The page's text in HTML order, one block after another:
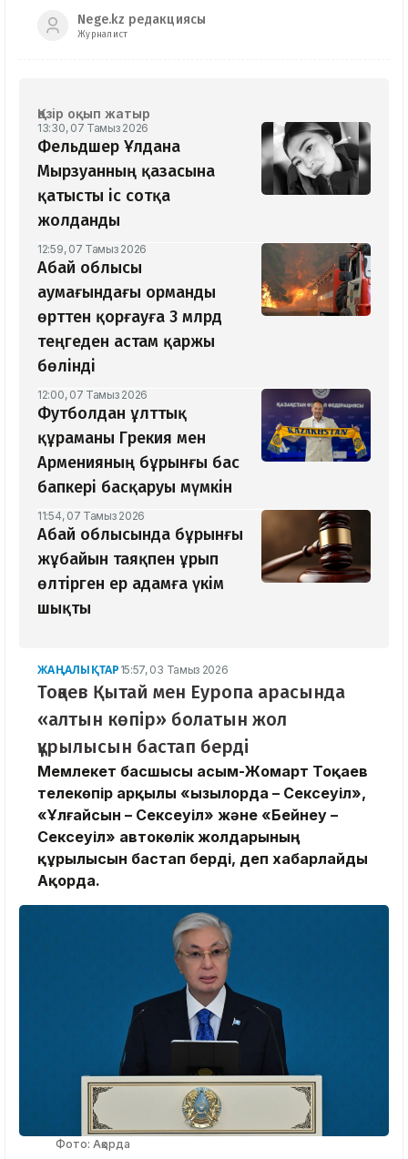
Nege.kz редакциясы
Журналист
Қазір оқып жатыр
13:30, 07 Тамыз 2026
Фельдшер Ұлдана
Мырзуанның қазасына
қатысты іс сотқа
жолданды
12:59, 07 Тамыз 2026
Абай облысы
аумағындағы орманды
өрттен қорғауға 3 млрд
теңгеден астам қаржы
бөлінді
12:00, 07 Тамыз 2026
Футболдан ұлттық
құраманы Грекия мен
Арменияның бұрынғы бас
бапкері басқаруы мүмкін
11:54, 07 Тамыз 2026
Абай облысында бұрынғы
жұбайын таяқпен ұрып
өлтірген ер адамға үкім
шықты
ЖАҢАЛЫҚТАР 15:57, 03 Тамыз 2026
Тоқаев Қытай мен Еуропа арасында
«алтын көпір» болатын жол
құрылысын бастап берді
Мемлекет басшысы Қасым-Жомарт Тоқаев
телекөпір арқылы «Қызылорда – Сексеуіл»,
«Ұлғайсын – Сексеуіл» және «Бейнеу –
Сексеуіл» автокөлік жолдарының
құрылысын бастап берді, деп хабарлайды
Ақорда.
Фото: Ақорда